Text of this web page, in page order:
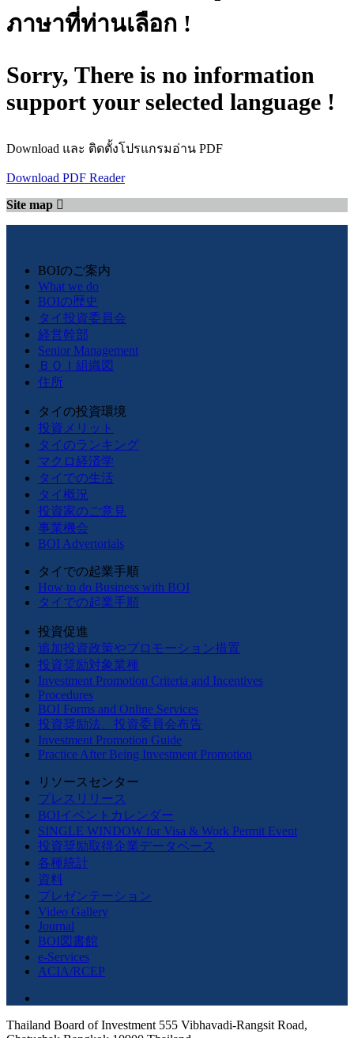
ภาษาที่ท่านเลือก !
Sorry, There is no information
support your selected language !
Download และ ติดตั้งโปรแกรมอ่าน PDF
Download PDF Reader
Site map
BOIのご案内
What we do
BOIの歴史
タイ投資委員会
経営幹部
Senior Management
ＢＯＩ組織図
住所
タイの投資環境
投資メリット
タイのランキング
マクロ経済学
タイでの生活
タイ概況
投資家のご意見
事業機会
BOI Advertorials
タイでの起業手順
How to do Business with BOI
タイでの起業手順
投資促進
追加投資政策やプロモーション措置
投資奨励対象業種
Investment Promotion Criteria and Incentives
Procedures
BOI Forms and Online Services
投資奨励法、投資委員会布告
Investment Promotion Guide
Practice After Being Investment Promotion
リソースセンター
プレスリリース
BOIイベントカレンダー
SINGLE WINDOW for Visa & Work Permit Event
投資奨励取得企業データベース
各種統計
資料
プレゼンテーション
Video Gallery
Journal
BOI図書館
e-Services
ACIA/RCEP
Thailand Board of Investment 555 Vibhavadi-Rangsit Road,